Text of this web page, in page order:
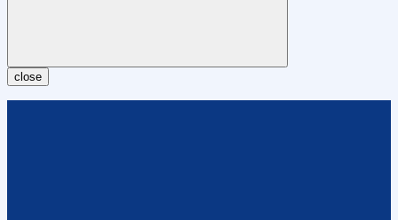
close